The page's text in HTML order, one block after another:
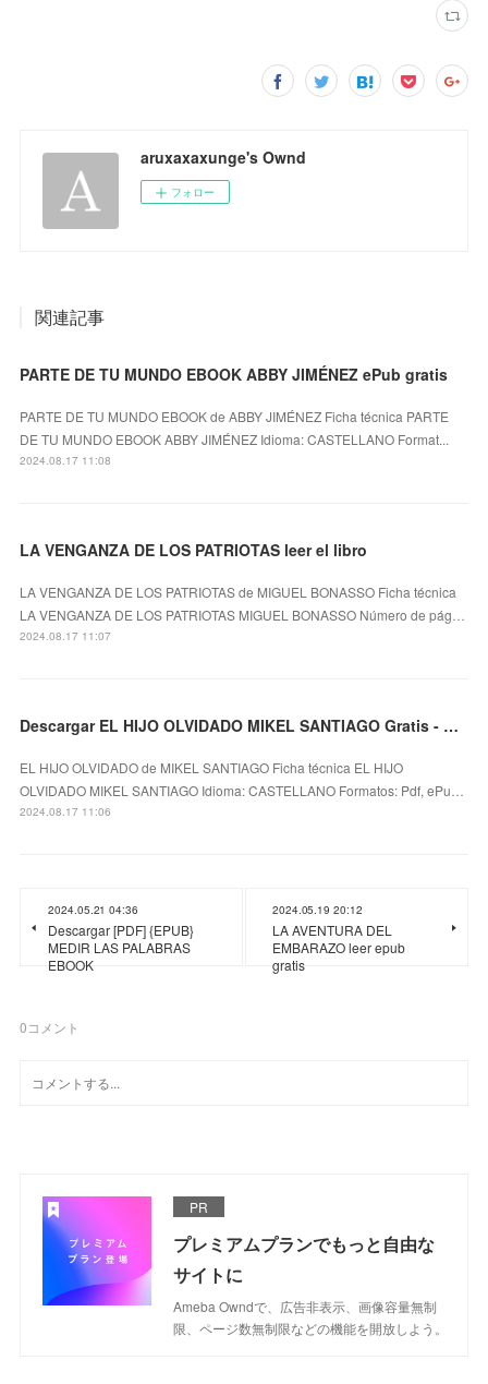
aruxaxaxunge's Ownd
フォロー
関連記事
PARTE DE TU MUNDO EBOOK ABBY JIMÉNEZ ePub gratis
PARTE DE TU MUNDO EBOOK de ABBY JIMÉNEZ Ficha técnica PARTE
DE TU MUNDO EBOOK ABBY JIMÉNEZ Idioma: CASTELLANO Format...
2024.08.17 11:08
LA VENGANZA DE LOS PATRIOTAS leer el libro
LA VENGANZA DE LOS PATRIOTAS de MIGUEL BONASSO Ficha técnica
LA VENGANZA DE LOS PATRIOTAS MIGUEL BONASSO Número de pág…
2024.08.17 11:07
Descargar EL HIJO OLVIDADO MIKEL SANTIAGO Gratis - EPUB, PDF y MOBI
EL HIJO OLVIDADO de MIKEL SANTIAGO Ficha técnica EL HIJO
OLVIDADO MIKEL SANTIAGO Idioma: CASTELLANO Formatos: Pdf, ePu…
2024.08.17 11:06
2024.05.21 04:36
Descargar [PDF] {EPUB}
MEDIR LAS PALABRAS
EBOOK
2024.05.19 20:12
LA AVENTURA DEL
EMBARAZO leer epub
gratis
0コメント
PR
プレミアムプランでもっと自由な
サイトに
Ameba Owndで、広告非表示、画像容量無制
限、ページ数無制限などの機能を開放しよう。